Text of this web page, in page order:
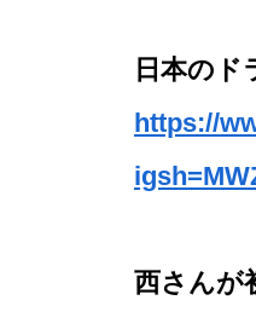
日本のド
https://
西さんが